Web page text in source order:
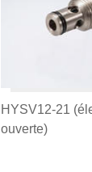
HYSV12-21
ouverte)